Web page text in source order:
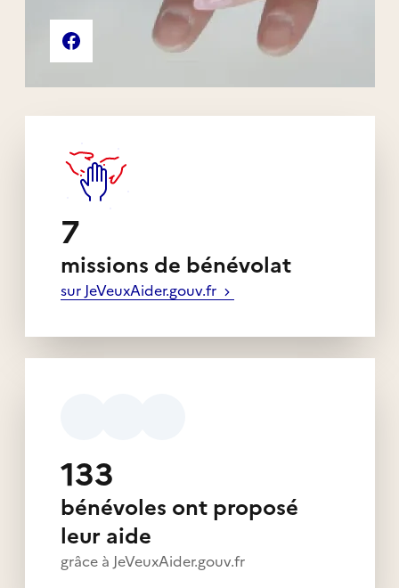
Liens externes de l'association
Page Facebook de l'association
7
missions de bénévolat
sur JeVeuxAider.gouv.fr
133
bénévoles ont proposé
leur aide
grâce à JeVeuxAider.gouv.fr